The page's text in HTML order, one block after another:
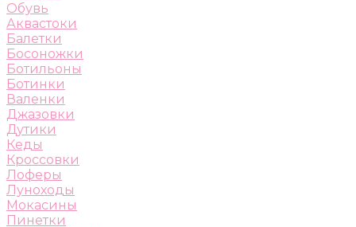
Обувь
Аквастоки
Балетки
Босоножки
Ботильоны
Ботинки
Валенки
Джазовки
Дутики
Кеды
Кроссовки
Лоферы
Луноходы
Мокасины
Пинетки